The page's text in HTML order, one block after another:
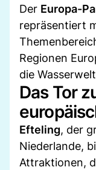
Der Europa-
repräsentiert
Regionen
die
Das Tor
Efteling, der
Niederlande,
Attraktionen,